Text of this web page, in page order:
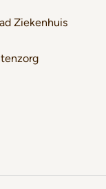
Ziekenhuis